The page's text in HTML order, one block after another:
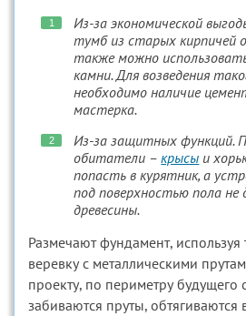
Из-за экономической
тумб из старых кирпичей
также можно
камни. Для возведения
необходимо наличие
мастерка.
Из-за защитных функций.
обитатели –крысы и
попасть в курятник, а
под поверхностью пола не
древесины.
Размечают фундамент,
веревку с металлическими
проекту, по периметру будущего
забиваются пруты, обтягиваются